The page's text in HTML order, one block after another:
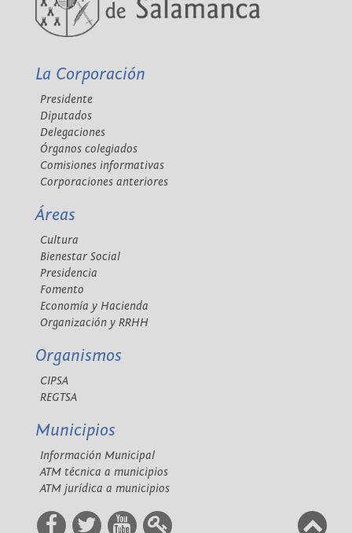
La Corporación
Presidente
Diputados
Delegaciones
Órganos colegiados
Comisiones informativas
Corporaciones anteriores
Áreas
Cultura
Bienestar Social
Presidencia
Fomento
Economía y Hacienda
Organización y RRHH
Organismos
CIPSA
REGTSA
Municipios
Información Municipal
ATM técnica a municipios
ATM jurídica a municipios